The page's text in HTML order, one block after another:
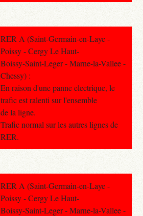
RER A (Saint-Germain-en-Laye -
Poissy - Cergy Le Haut-
Boissy-Saint-Leger - Marne-la-Vallee -
Chessy) :
En raison d'une panne electrique, le
trafic est ralenti sur l'ensemble
de la ligne.
Trafic normal sur les autres lignes de
RER.
RER A (Saint-Germain-en-Laye -
Poissy - Cergy Le Haut-
Boissy-Saint-Leger - Marne-la-Vallee -